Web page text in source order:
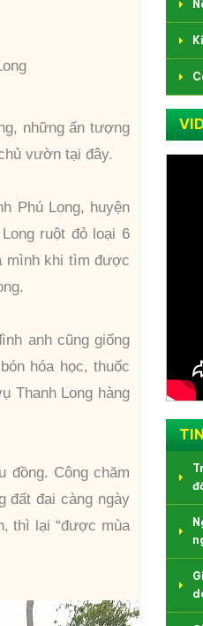
những ấn tượng
vườn tại đây.
Phú Long, huyện
ruột đỏ loại 6
mình khi tìm được
anh cũng giống
hóa học, thuốc
Thanh Long hàng
đồng. Công chăm
đất đai càng ngày
thì lại “được mùa